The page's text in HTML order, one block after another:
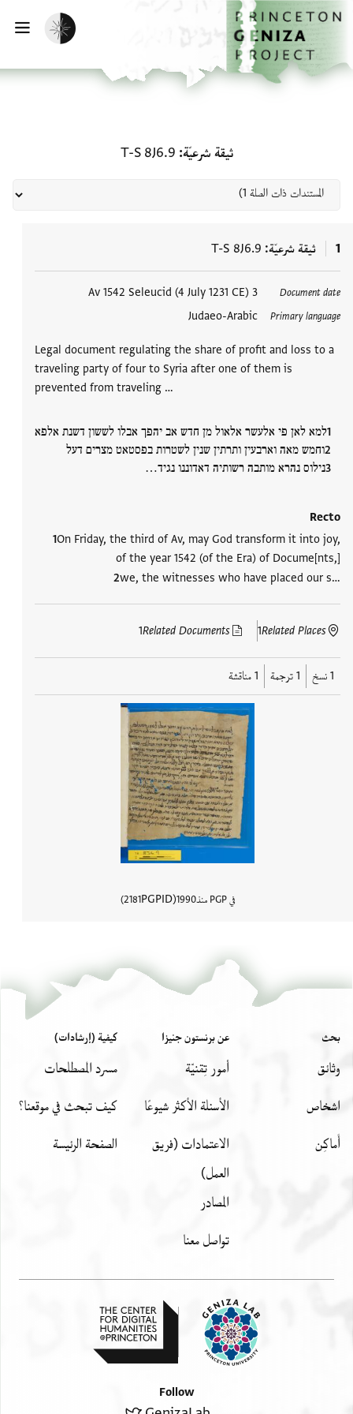
تخطي إلى المحتوى الرئيسي
الصفحة الرئيسية
تفعيل الوضع المظلم
ثيقة شرعيّة T-S 8J6.9
1 ثيقة شرعيّة T-S 8J6.9
Document date
3 Av 1542 Seleucid (4 July 1231 CE)
Primary language
Judaeo-Arabic
Legal document regulating the share of profit and loss to a
traveling party of four to Syria after one of them is
prevented from traveling …
למא לאן פי אלעשר אלאול מן חדש אב יהפך אבלו לששון דשנת אלפא
וחמש מאה וארבעין ותרתין שנין לשטרות בפסטאט מצרים דעל
נילוס נהרא מותבה רשותיה דאדוננו נגיד…
Recto
On Friday, the third of Av, may God transform it into joy,
of the year 1542 (of the Era) of Docume[nts,]
we, the witnesses who have placed our s…
Related Places
1
Related Documents
1
1 نسخ 1 ترجمة 1 مناقشة
في PGP منذ 1990
PGPID
2181
بحث
وثائق
اشخاص
أَماكِن
عن برنستون جنيزا
أمور تِقنيّة
الأسئلة الأكثر شيوعًا
الاعتمادات (فريق
العمل)
المصادر
تواصل معنا
كيفية (إرشادات)
مسرد المصطلحات
كيف تبحث في موقعنا؟
الصفحة الرئيسة
Follow